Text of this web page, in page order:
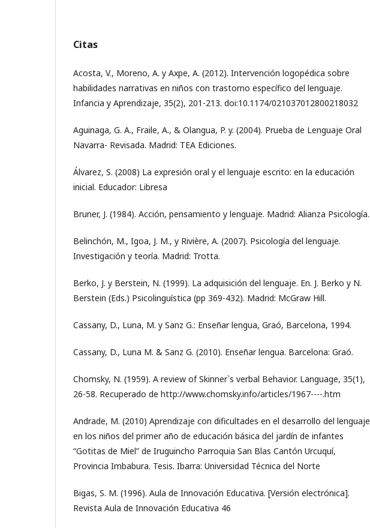
Citas
Acosta, V., Moreno, A. y Axpe, A. (2012). Intervención logopédica sobre
habilidades narrativas en niños con trastorno específico del lenguaje.
Infancia y Aprendizaje, 35(2), 201-213. doi:10.1174/021037012800218032
Aguinaga, G. A., Fraile, A., & Olangua, P. y. (2004). Prueba de Lenguaje Oral
Navarra- Revisada. Madrid: TEA Ediciones.
Álvarez, S. (2008) La expresión oral y el lenguaje escrito: en la educación
inicial. Educador: Libresa
Bruner, J. (1984). Acción, pensamiento y lenguaje. Madrid: Alianza Psicología.
Belinchón, M., Igoa, J. M., y Rivière, A. (2007). Psicología del lenguaje.
Investigación y teoría. Madrid: Trotta.
Berko, J. y Berstein, N. (1999). La adquisición del lenguaje. En. J. Berko y N.
Berstein (Eds.) Psicolinguística (pp 369-432). Madrid: McGraw Hill.
Cassany, D., Luna, M. y Sanz G.: Enseñar lengua, Graó, Barcelona, 1994.
Cassany, D., Luna M. & Sanz G. (2010). Enseñar lengua. Barcelona: Graó.
Chomsky, N. (1959). A review of Skinner`s verbal Behavior. Language, 35(1),
26-58. Recuperado de http://www.chomsky.info/articles/1967----.htm
Andrade, M. (2010) Aprendizaje con dificultades en el desarrollo del lenguaje
en los niños del primer año de educación básica del jardín de infantes
“Gotitas de Miel” de Iruguincho Parroquia San Blas Cantón Urcuquí,
Provincia Imbabura. Tesis. Ibarra: Universidad Técnica del Norte
Bigas, S. M. (1996). Aula de Innovación Educativa. [Versión electrónica].
Revista Aula de Innovación Educativa 46